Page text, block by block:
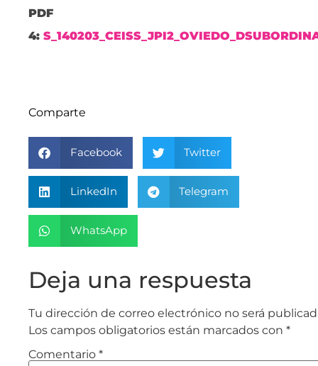
PDF
4:
Comparte
Facebook Twitter
LinkedIn Telegram
WhatsApp
Deja una respuesta
Tu dirección de correo electrónico no será
Los campos obligatorios están marcados con *
Comentario *